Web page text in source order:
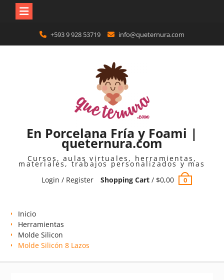
content
+593 9 928 53719 info@queternura.com
En Porcelana Fría y Foami |
queternura.com
Cursos, aulas virtuales, herramientas,
materiales, trabajos personalizados y mas
Login / Register
Shopping Cart/ $0,00 0
Inicio
Herramientas
Molde Silicon
Molde Silicón 8 Lazos